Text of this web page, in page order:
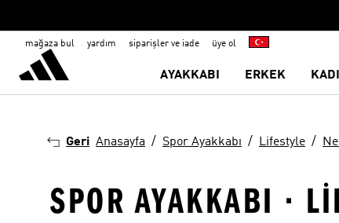
mağaza bul yardım siparişler ve iade üye ol
AYAKKABI ERKEK
Geri Anasayfa Spor Ayakkabı Lifestyle
SPOR AYAKKABI ·